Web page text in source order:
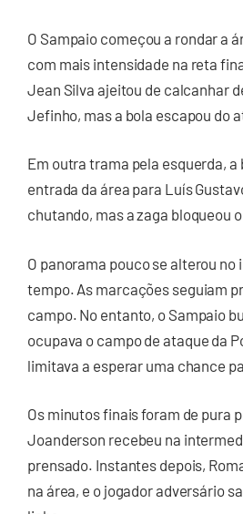
O Sampaio começou a rondar a
com mais intensidade na reta
Jean Silva ajeitou de calcanhar
Jefinho, mas a bola escapou do
Em outra trama pela esquerda, a
entrada da área para Luís
chutando, mas a zaga bloqueou
O panorama pouco se alterou no
tempo. As marcações seguiam
campo. No entanto, o Sampaio
ocupava o campo de ataque da
limitava a esperar uma chance
Os minutos finais foram de pura
Joanderson recebeu na
prensado. Instantes depois,
na área, e o jogador adversário